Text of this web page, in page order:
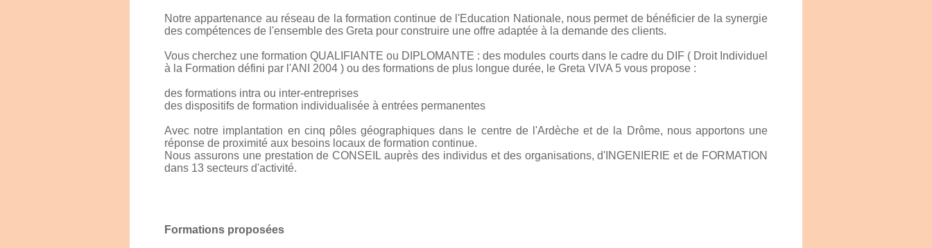
Notre appartenance au réseau de la formation continue de l'Education Nationale, nous permet de bénéficier de la synergie
des compétences de l'ensemble des Greta pour construire une offre adaptée à la demande des clients.
Vous cherchez une formation QUALIFIANTE ou DIPLOMANTE : des modules courts dans le cadre du DIF ( Droit Individuel
à la Formation défini par l'ANI 2004 ) ou des formations de plus longue durée, le Greta VIVA 5 vous propose :
des formations intra ou inter-entreprises
des dispositifs de formation individualisée à entrées permanentes
Avec notre implantation en cinq pôles géographiques dans le centre de l'Ardèche et de la Drôme, nous apportons une
réponse de proximité aux besoins locaux de formation continue.
Nous assurons une prestation de CONSEIL auprès des individus et des organisations, d'INGENIERIE et de FORMATION
dans 13 secteurs d'activité.
Formations proposées